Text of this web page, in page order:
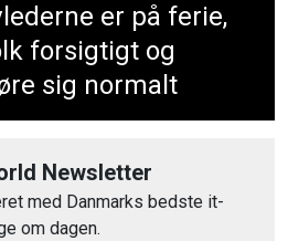
er på ferie,
forsigtigt og
sig normalt
Newsletter
med Danmarks bedste it-
om dagen.